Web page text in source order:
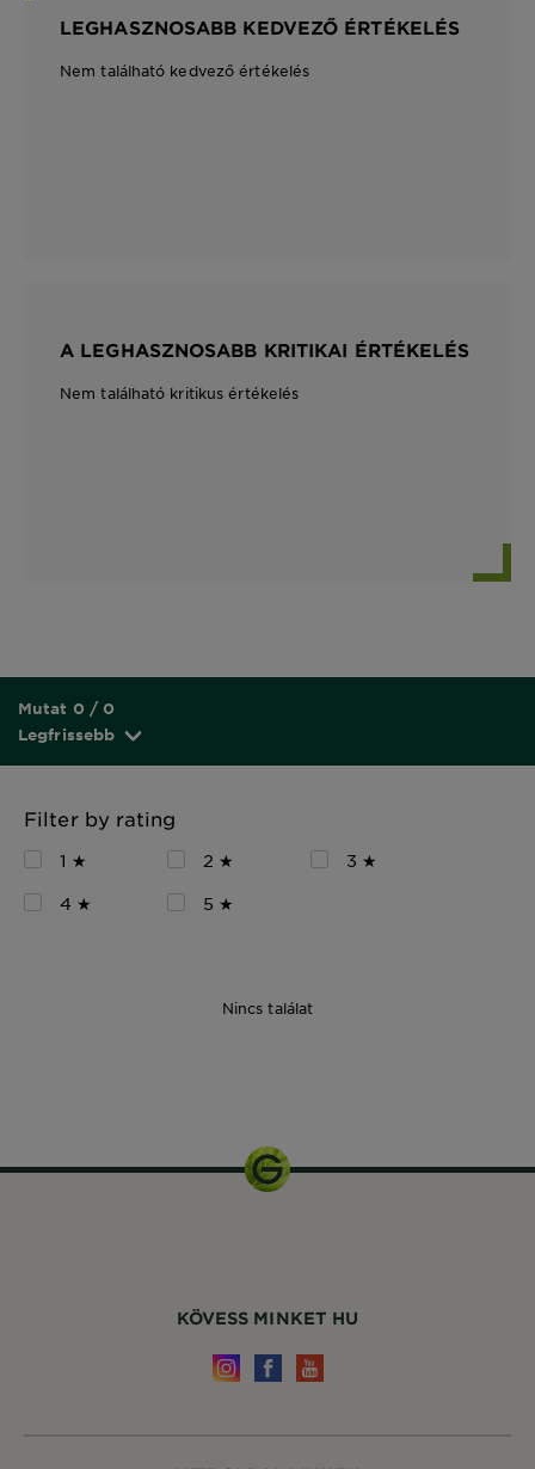
LEGHASZNOSABB KEDVEZŐ ÉRTÉKELÉS
Nem található kedvező értékelés
A LEGHASZNOSABB KRITIKAI ÉRTÉKELÉS
Nem található kritikus értékelés
Mutat 0 / 0
Legfrissebb
Filter by rating
1 ★ 2 ★
3 ★
4 ★
5 ★
Nincs találat
KÖVESS MINKET HU